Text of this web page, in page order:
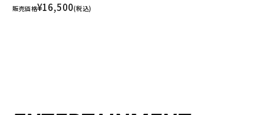
販売価格¥16,500(税込)